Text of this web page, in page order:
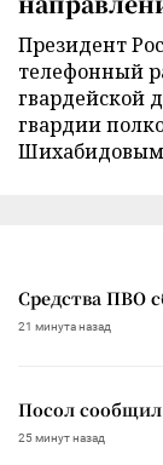
Президент
телефонный
гвардейской
гвардии
Средства ПВО
21 минута назад
Посол
25 минут назад